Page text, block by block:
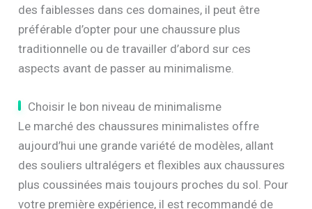
des faiblesses dans ces domaines, il peut être
préférable d’opter pour une chaussure plus
traditionnelle ou de travailler d’abord sur ces
aspects avant de passer au minimalisme.
Choisir le bon niveau de minimalisme
Le marché des chaussures minimalistes offre
aujourd’hui une grande variété de modèles, allant
des souliers ultralégers et flexibles aux chaussures
plus coussinées mais toujours proches du sol. Pour
votre première expérience, il est recommandé de